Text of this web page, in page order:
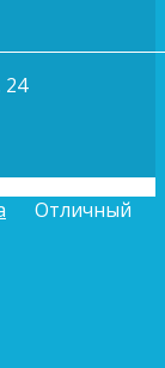
24
Отличный